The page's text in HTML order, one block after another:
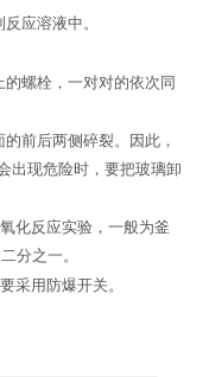
应溶液中。
的螺栓，一对对的依次同
前后两侧碎裂。因此，
出现危险时，要把玻璃卸
化反应实验，一般为釜
分之一。
采用防爆开关。